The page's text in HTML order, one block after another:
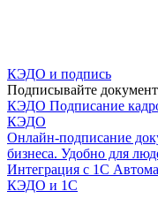
КЭДО и подпись
Подписывайте
КЭДО Подписание
КЭДО
Онлайн-подписание
бизнеса. Удобно для
Интеграция с 1С
КЭДО и 1С